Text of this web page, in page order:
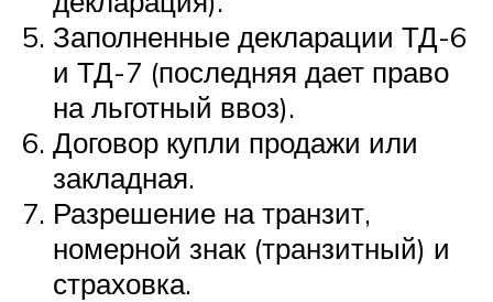
Заполненные декларации ТД-6
и ТД-7 (последняя дает право
на льготный ввоз).
Договор купли продажи или
закладная.
Разрешение на транзит,
номерной знак (транзитный) и
страховка.